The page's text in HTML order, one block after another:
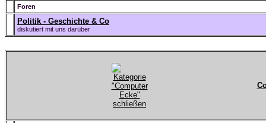
Foren
Politik - Geschichte & Co
diskutiert mit uns darüber